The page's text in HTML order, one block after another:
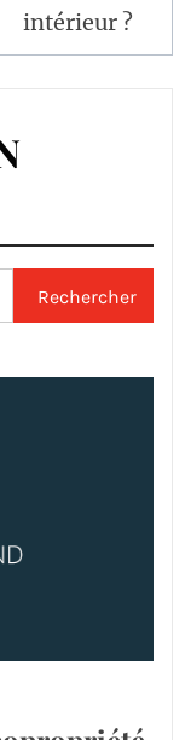
intérieur ?